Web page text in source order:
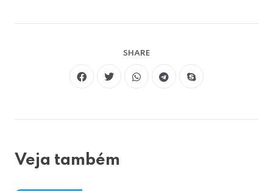
SHARE
Veja também